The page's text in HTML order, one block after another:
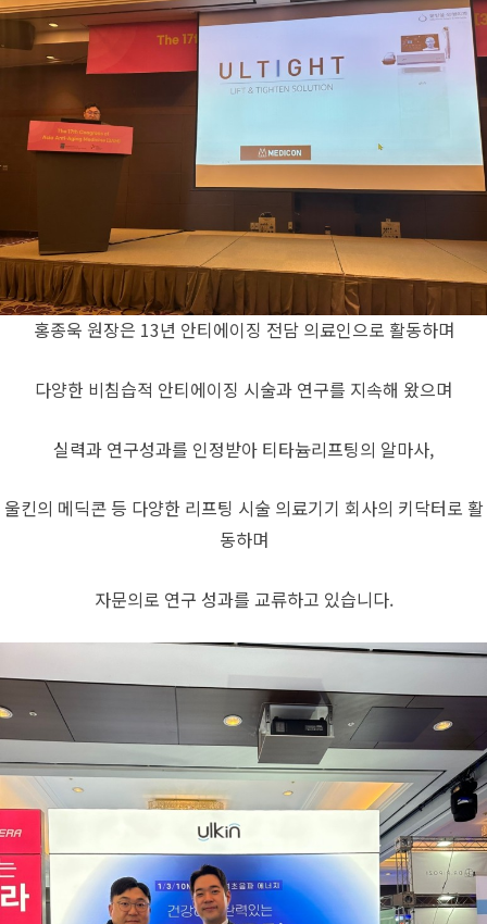
홍종욱 원장은 13년 안티에이징 전담 의료인으로 활동하며
다양한 비침습적 안티에이징 시술과 연구를 지속해 왔으며
실력과 연구성과를 인정받아 티타늄리프팅의 알마사,
울킨의 메딕콘 등 다양한 리프팅 시술 의료기기 회사의 키닥터로 활
동하며
자문의로 연구 성과를 교류하고 있습니다.